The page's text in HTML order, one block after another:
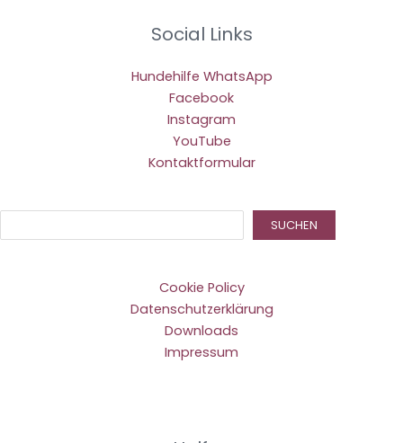
Social Links
Hundehilfe WhatsApp
Facebook
Instagram
YouTube
Kontaktformular
SUCHEN
Cookie Policy
Datenschutzerklärung
Downloads
Impressum